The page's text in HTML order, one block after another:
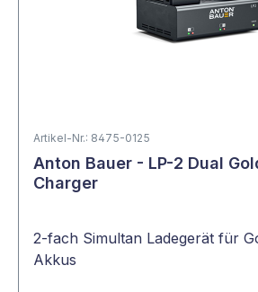
Artikel-Nr.: 8475-0125
Anton Bauer - LP-2 Dual
Charger
2-fach Simultan Ladegerät für
Akkus